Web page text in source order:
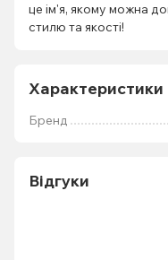
це ім'я, якому можна
стилю та якості!
Характеристики
Бренд
Відгуки